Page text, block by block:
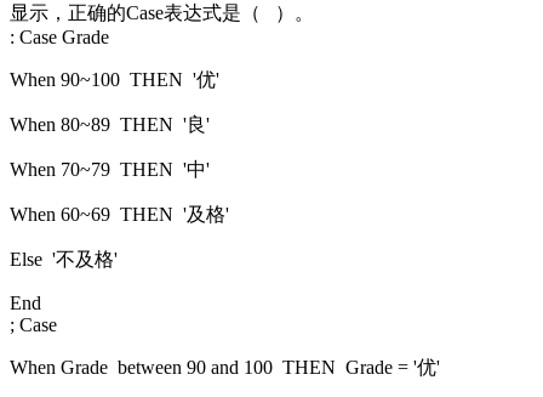
显示，正确的Case表达式是（ ）。
: Case Grade
When 90~100 THEN '优'
When 80~89 THEN '良'
When 70~79 THEN '中'
When 60~69 THEN '及格'
Else '不及格'
End
; Case
When Grade between 90 and 100 THEN Grade = '优'